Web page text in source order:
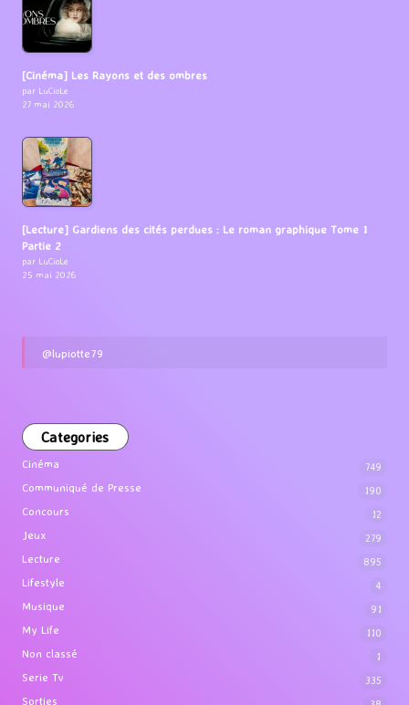
[Cinéma] Les Rayons et des ombres
par LuCioLe
27 mai 2026
[Lecture] Gardiens des cités perdues : Le roman graphique Tome 1
Partie 2
par LuCioLe
25 mai 2026
@lupiotte79
Categories
Cinéma 749
Communiqué de Presse 190
Concours 12
Jeux 279
Lecture 895
Lifestyle 4
Musique 91
My Life 110
Non classé 1
Serie Tv 335
Sorties